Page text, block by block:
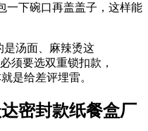
一下碗口再盖盖子，这样能
是汤面、麻辣烫这
须要选双重锁扣款，
是给差评埋雷。